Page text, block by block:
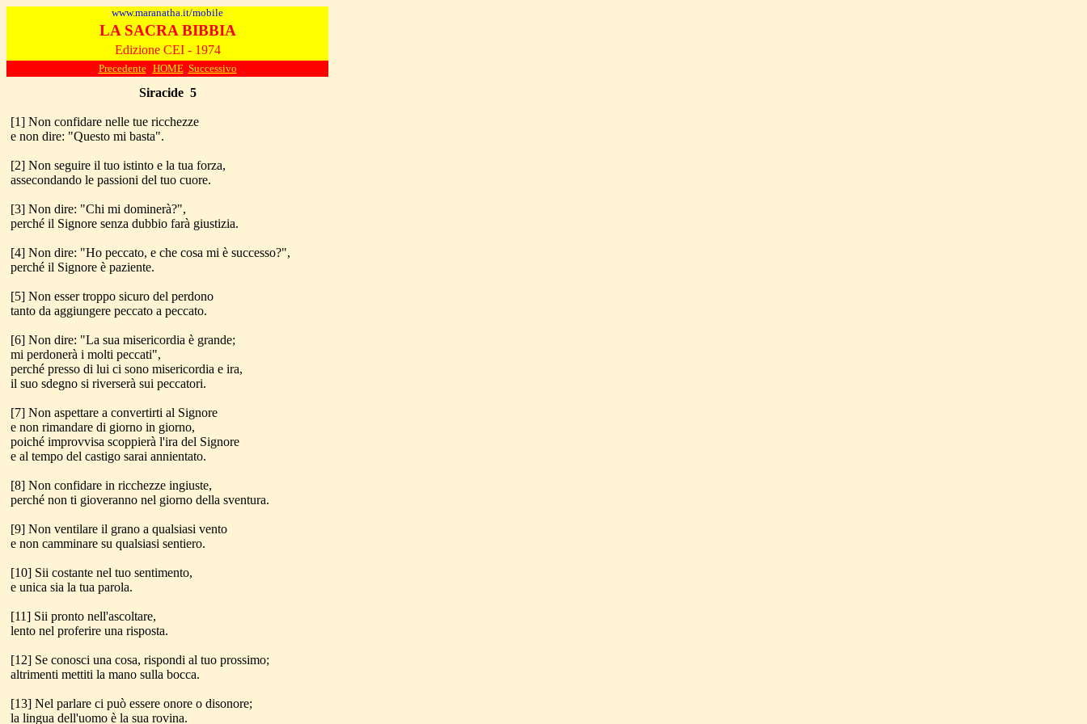
www.maranatha.it/mobile
LA SACRA BIBBIA
Edizione CEI - 1974
Precedente HOME Successivo
Siracide 5
[1] Non confidare nelle tue ricchezze
e non dire: "Questo mi basta".
[2] Non seguire il tuo istinto e la tua forza,
assecondando le passioni del tuo cuore.
[3] Non dire: "Chi mi dominerà?",
perché il Signore senza dubbio farà giustizia.
[4] Non dire: "Ho peccato, e che cosa mi è successo?",
perché il Signore è paziente.
[5] Non esser troppo sicuro del perdono
tanto da aggiungere peccato a peccato.
[6] Non dire: "La sua misericordia è grande;
mi perdonerà i molti peccati",
perché presso di lui ci sono misericordia e ira,
il suo sdegno si riverserà sui peccatori.
[7] Non aspettare a convertirti al Signore
e non rimandare di giorno in giorno,
poiché improvvisa scoppierà l'ira del Signore
e al tempo del castigo sarai annientato.
[8] Non confidare in ricchezze ingiuste,
perché non ti gioveranno nel giorno della sventura.
[9] Non ventilare il grano a qualsiasi vento
e non camminare su qualsiasi sentiero.
[10] Sii costante nel tuo sentimento,
e unica sia la tua parola.
[11] Sii pronto nell'ascoltare,
lento nel proferire una risposta.
[12] Se conosci una cosa, rispondi al tuo prossimo;
altrimenti mettiti la mano sulla bocca.
[13] Nel parlare ci può essere onore o disonore;
la lingua dell'uomo è la sua rovina.